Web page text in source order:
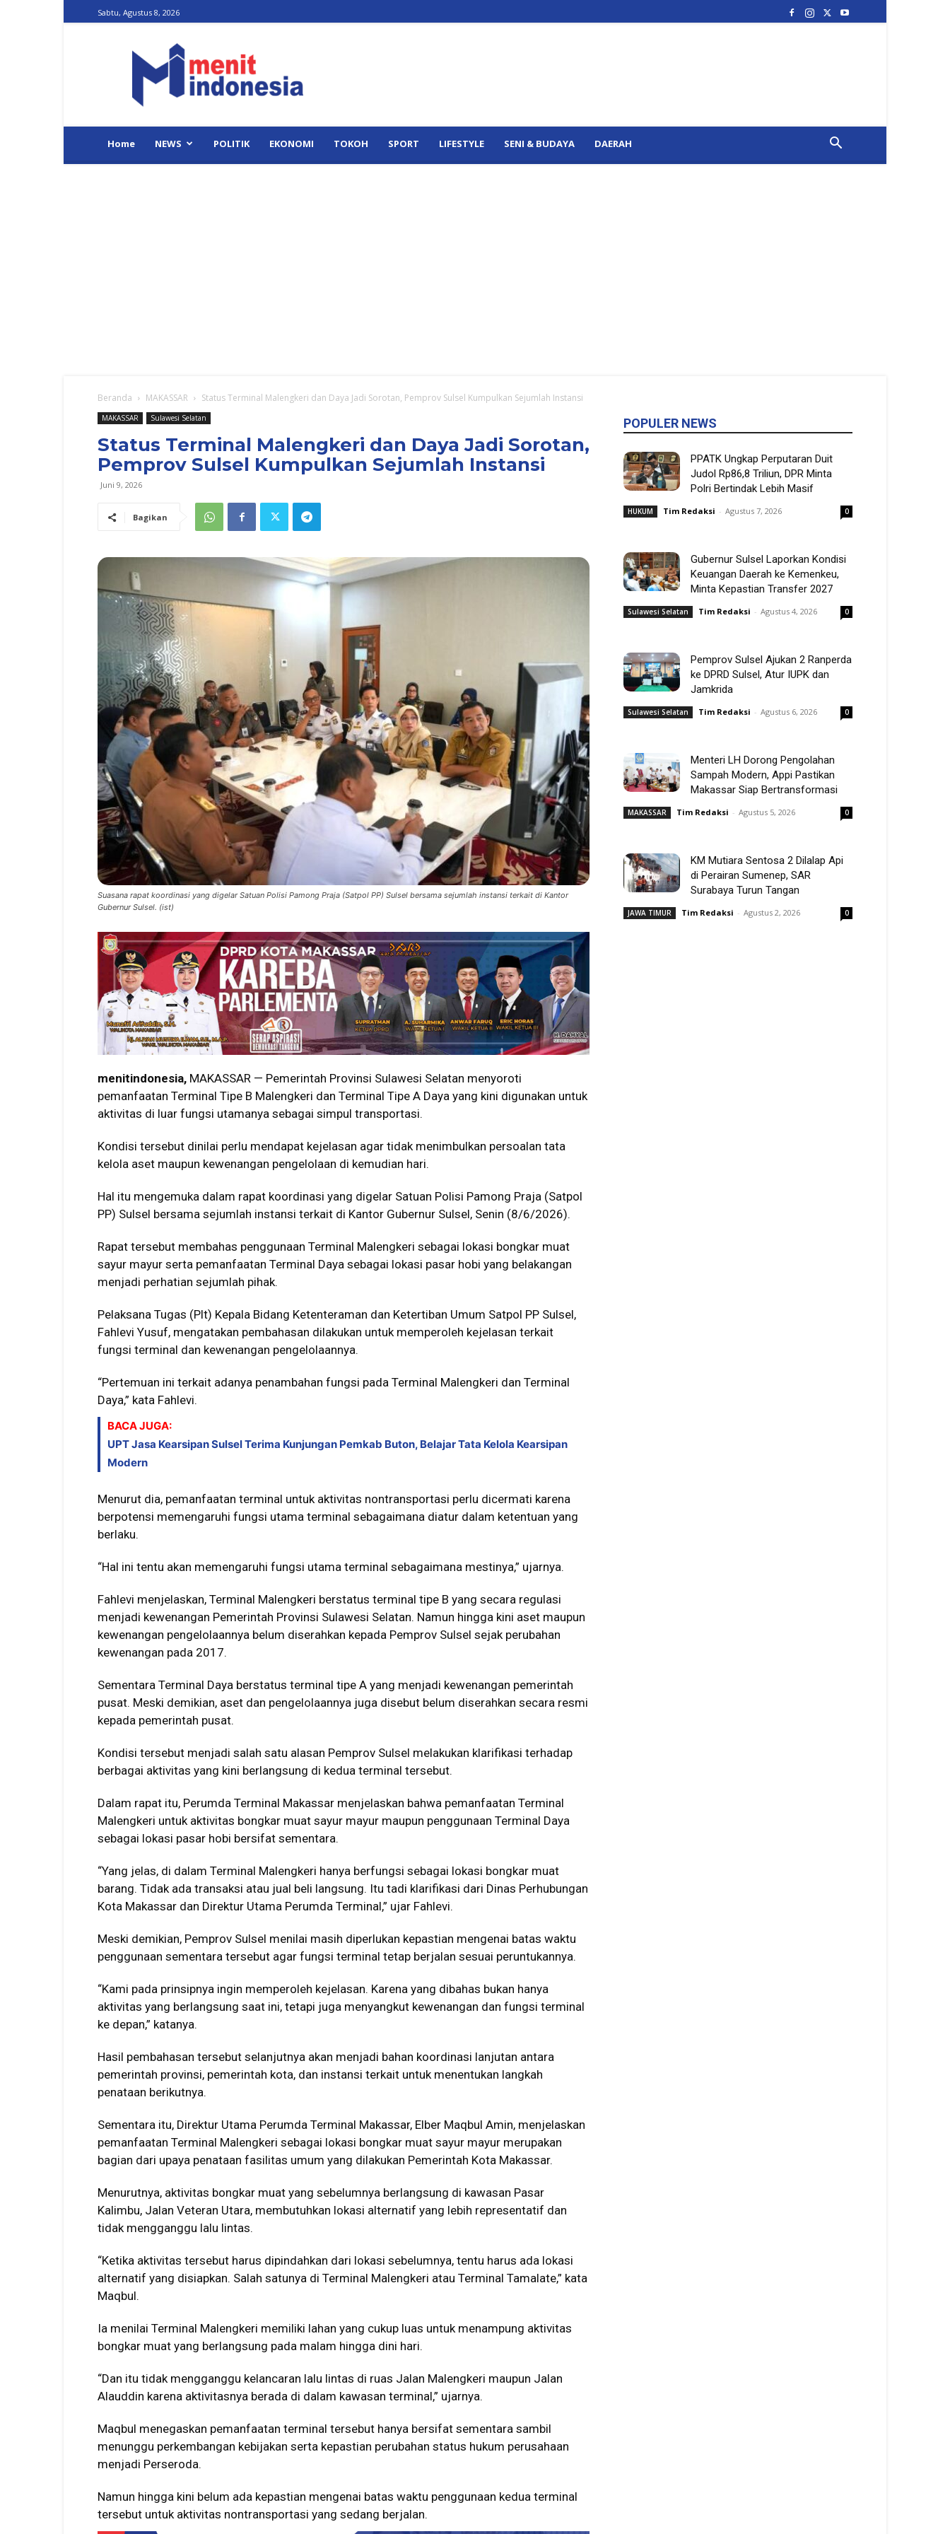
Sabtu, Agustus 8, 2026
Indonesia
Home NEWS POLITIK EKONOMI TOKOH SPORT LIFESTYLE SENI & BUDAYA DAERAH
Beranda MAKASSAR Status Terminal Malengkeri dan Daya Jadi Sorotan, Pemprov Sulsel Kumpulkan Sejumlah Instansi
MAKASSAR Sulawesi Selatan
Status Terminal Malengkeri dan Daya Jadi Sorotan,
Pemprov Sulsel Kumpulkan Sejumlah Instansi
Juni 9, 2026
Bagikan
Suasana rapat koordinasi yang digelar Satuan Polisi Pamong Praja (Satpol PP) Sulsel bersama sejumlah instansi terkait di Kantor
Gubernur Sulsel. (ist)
menitindonesia, MAKASSAR — Pemerintah Provinsi Sulawesi Selatan menyoroti
pemanfaatan Terminal Tipe B Malengkeri dan Terminal Tipe A Daya yang kini digunakan untuk
aktivitas di luar fungsi utamanya sebagai simpul transportasi.
Kondisi tersebut dinilai perlu mendapat kejelasan agar tidak menimbulkan persoalan tata
kelola aset maupun kewenangan pengelolaan di kemudian hari.
Hal itu mengemuka dalam rapat koordinasi yang digelar Satuan Polisi Pamong Praja (Satpol
PP) Sulsel bersama sejumlah instansi terkait di Kantor Gubernur Sulsel, Senin (8/6/2026).
Rapat tersebut membahas penggunaan Terminal Malengkeri sebagai lokasi bongkar muat
sayur mayur serta pemanfaatan Terminal Daya sebagai lokasi pasar hobi yang belakangan
menjadi perhatian sejumlah pihak.
Pelaksana Tugas (Plt) Kepala Bidang Ketenteraman dan Ketertiban Umum Satpol PP Sulsel,
Fahlevi Yusuf, mengatakan pembahasan dilakukan untuk memperoleh kejelasan terkait
fungsi terminal dan kewenangan pengelolaannya.
“Pertemuan ini terkait adanya penambahan fungsi pada Terminal Malengkeri dan Terminal
Daya,” kata Fahlevi.
BACA JUGA:
UPT Jasa Kearsipan Sulsel Terima Kunjungan Pemkab Buton, Belajar Tata Kelola Kearsipan
Modern
Menurut dia, pemanfaatan terminal untuk aktivitas nontransportasi perlu dicermati karena
berpotensi memengaruhi fungsi utama terminal sebagaimana diatur dalam ketentuan yang
berlaku.
“Hal ini tentu akan memengaruhi fungsi utama terminal sebagaimana mestinya,” ujarnya.
Fahlevi menjelaskan, Terminal Malengkeri berstatus terminal tipe B yang secara regulasi
menjadi kewenangan Pemerintah Provinsi Sulawesi Selatan. Namun hingga kini aset maupun
kewenangan pengelolaannya belum diserahkan kepada Pemprov Sulsel sejak perubahan
kewenangan pada 2017.
Sementara Terminal Daya berstatus terminal tipe A yang menjadi kewenangan pemerintah
pusat. Meski demikian, aset dan pengelolaannya juga disebut belum diserahkan secara resmi
kepada pemerintah pusat.
Kondisi tersebut menjadi salah satu alasan Pemprov Sulsel melakukan klarifikasi terhadap
berbagai aktivitas yang kini berlangsung di kedua terminal tersebut.
Dalam rapat itu, Perumda Terminal Makassar menjelaskan bahwa pemanfaatan Terminal
Malengkeri untuk aktivitas bongkar muat sayur mayur maupun penggunaan Terminal Daya
sebagai lokasi pasar hobi bersifat sementara.
“Yang jelas, di dalam Terminal Malengkeri hanya berfungsi sebagai lokasi bongkar muat
barang. Tidak ada transaksi atau jual beli langsung. Itu tadi klarifikasi dari Dinas Perhubungan
Kota Makassar dan Direktur Utama Perumda Terminal,” ujar Fahlevi.
Meski demikian, Pemprov Sulsel menilai masih diperlukan kepastian mengenai batas waktu
penggunaan sementara tersebut agar fungsi terminal tetap berjalan sesuai peruntukannya.
“Kami pada prinsipnya ingin memperoleh kejelasan. Karena yang dibahas bukan hanya
aktivitas yang berlangsung saat ini, tetapi juga menyangkut kewenangan dan fungsi terminal
ke depan,” katanya.
Hasil pembahasan tersebut selanjutnya akan menjadi bahan koordinasi lanjutan antara
pemerintah provinsi, pemerintah kota, dan instansi terkait untuk menentukan langkah
penataan berikutnya.
Sementara itu, Direktur Utama Perumda Terminal Makassar, Elber Maqbul Amin, menjelaskan
pemanfaatan Terminal Malengkeri sebagai lokasi bongkar muat sayur mayur merupakan
bagian dari upaya penataan fasilitas umum yang dilakukan Pemerintah Kota Makassar.
Menurutnya, aktivitas bongkar muat yang sebelumnya berlangsung di kawasan Pasar
Kalimbu, Jalan Veteran Utara, membutuhkan lokasi alternatif yang lebih representatif dan
tidak mengganggu lalu lintas.
“Ketika aktivitas tersebut harus dipindahkan dari lokasi sebelumnya, tentu harus ada lokasi
alternatif yang disiapkan. Salah satunya di Terminal Malengkeri atau Terminal Tamalate,” kata
Maqbul.
Ia menilai Terminal Malengkeri memiliki lahan yang cukup luas untuk menampung aktivitas
bongkar muat yang berlangsung pada malam hingga dini hari.
“Dan itu tidak mengganggu kelancaran lalu lintas di ruas Jalan Malengkeri maupun Jalan
Alauddin karena aktivitasnya berada di dalam kawasan terminal,” ujarnya.
Maqbul menegaskan pemanfaatan terminal tersebut hanya bersifat sementara sambil
menunggu perkembangan kebijakan serta kepastian perubahan status hukum perusahaan
menjadi Perseroda.
Namun hingga kini belum ada kepastian mengenai batas waktu penggunaan kedua terminal
tersebut untuk aktivitas nontransportasi yang sedang berjalan.
POPULER NEWS
PPATK Ungkap Perputaran Duit
Judol Rp86,8 Triliun, DPR Minta
Polri Bertindak Lebih Masif
HUKUM Tim Redaksi - Agustus 7, 2026 0
Gubernur Sulsel Laporkan Kondisi
Keuangan Daerah ke Kemenkeu,
Minta Kepastian Transfer 2027
Sulawesi Selatan Tim Redaksi - Agustus 4, 2026 0
Pemprov Sulsel Ajukan 2 Ranperda
ke DPRD Sulsel, Atur IUPK dan
Jamkrida
Sulawesi Selatan Tim Redaksi - Agustus 6, 2026 0
Menteri LH Dorong Pengolahan
Sampah Modern, Appi Pastikan
Makassar Siap Bertransformasi
MAKASSAR Tim Redaksi - Agustus 5, 2026 0
KM Mutiara Sentosa 2 Dilalap Api
di Perairan Sumenep, SAR
Surabaya Turun Tangan
JAWA TIMUR Tim Redaksi - Agustus 2, 2026 0